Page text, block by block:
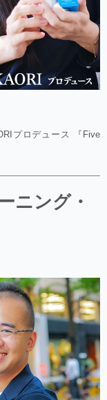
プロデュース 『Five
ニング・